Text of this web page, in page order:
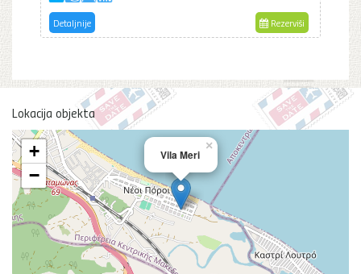
Detaljnije Rezerviši
Lokacija objekta
Vila Meri
×
+
−